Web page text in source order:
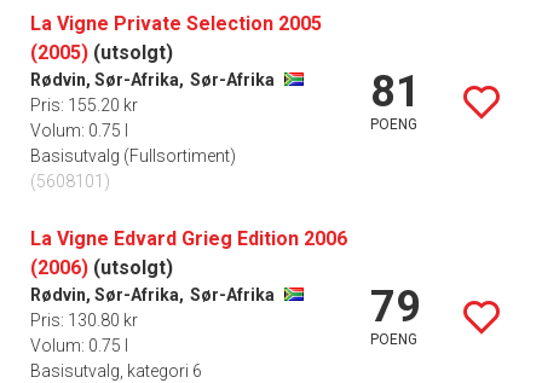
La Vigne Private Selection 2005
(2005) (utsolgt)
Rødvin, Sør-Afrika, Sør-Afrika
Pris: 155.20 kr
Volum: 0.75 l
Basisutvalg (Fullsortiment)
(5608101)
81
POENG
La Vigne Edvard Grieg Edition 2006
(2006) (utsolgt)
Rødvin, Sør-Afrika, Sør-Afrika
Pris: 130.80 kr
Volum: 0.75 l
Basisutvalg, kategori 6
79
POENG